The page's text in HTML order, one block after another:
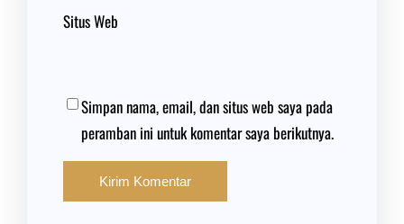
Situs Web
Simpan nama, email, dan situs web saya pada
peramban ini untuk komentar saya berikutnya.